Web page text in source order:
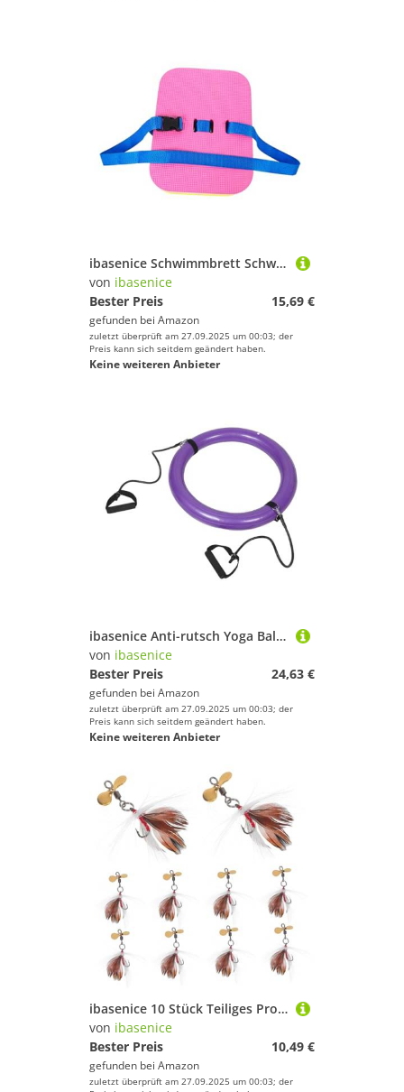
ibasenice Schwimmbrett Schwimmtrainer Schwimmhilfe für Erwachsene und Mittlere Leichter Stabiler Schwimmfloat für Balance Beintechniktraining Unisex Schwimmausrüstung Farblich Gemischte
von ibasenice
Bester Preis
15,69 €
gefunden bei Amazon
zuletzt überprüft am 27.09.2025 um 00:03; der
Preis kann sich seitdem geändert haben.
Keine weiteren Anbieter
ibasenice Anti-rutsch Yoga Ball Basis mit Griff Verdickter Stabiler Fitnessball Halter für Zuhause und Gym Rutschfester Übungsball Ständer zur Verbesserung von Stabilität und Balance Lila
von ibasenice
Bester Preis
24,63 €
gefunden bei Amazon
zuletzt überprüft am 27.09.2025 um 00:03; der
Preis kann sich seitdem geändert haben.
Keine weiteren Anbieter
ibasenice 10 Stück Teiliges Propeller-Angelköder mit Haken Künstliche Köder für Süßwasser Leichte Köder mit Vibrationswirkung Vielseitig für Seen Flüsse und Bäche Robust und Langlebig
von ibasenice
Bester Preis
10,49 €
gefunden bei Amazon
zuletzt überprüft am 27.09.2025 um 00:03; der